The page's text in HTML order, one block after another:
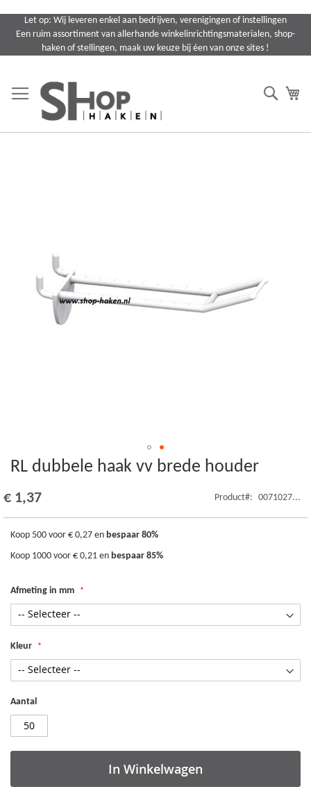
naar
Let op: Wij leveren enkel aan bedrijven, verenigingen of instellingen
Een ruim assortiment van allerhande winkelinrichtingsmaterialen, shop-
haken of stellingen, maak uw keuze bij éen van onze sites !
Search
Ga
het
begin
van
de
gallerij
RL dubbele haak vv brede houder
€ 1,37 Product 0071027...
Koop 500 voor € 0,27 en bespaar 80%
Koop 1000 voor € 0,21 en bespaar 85%
Afmeting in mm
Kleur
Aantal
In Winkelwagen